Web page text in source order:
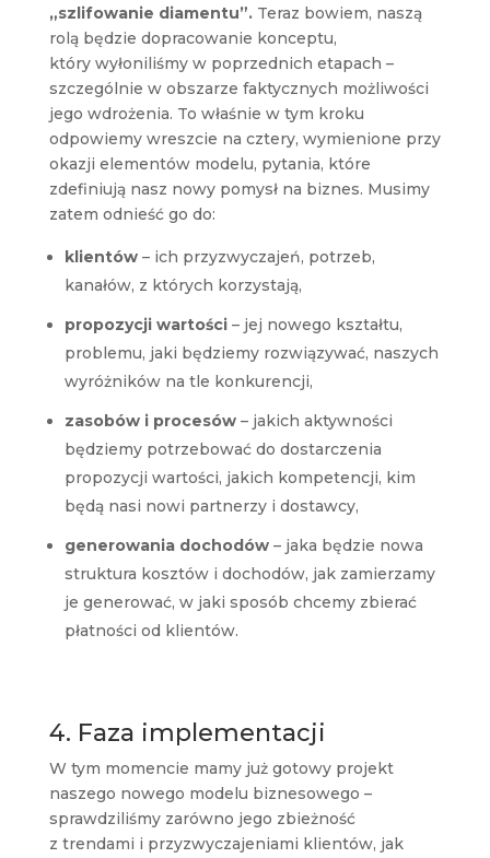
„szlifowanie diamentu”.Teraz bowiem, naszą
rolą będzie dopracowanie konceptu,
który wyłoniliśmy w poprzednich etapach –
szczególnie w obszarze faktycznych możliwości
jego wdrożenia. To właśnie w tym kroku
odpowiemy wreszcie na cztery, wymienione przy
okazji elementów modelu, pytania, które
zdefiniują nasz nowy pomysł na biznes. Musimy
zatem odnieść go do:
klientów– ich przyzwyczajeń, potrzeb,
kanałów, z których korzystają,
propozycji wartości– jej nowego kształtu,
problemu, jaki będziemy rozwiązywać, naszych
wyróżników na tle konkurencji,
zasobów i procesów– jakich aktywności
będziemy potrzebować do dostarczenia
propozycji wartości, jakich kompetencji, kim
będą nasi nowi partnerzy i dostawcy,
generowania dochodów– jaka będzie nowa
struktura kosztów i dochodów, jak zamierzamy
je generować, w jaki sposób chcemy zbierać
płatności od klientów.
4. Faza implementacji
W tym momencie mamy już gotowy projekt
naszego nowego modelu biznesowego –
sprawdziliśmy zarówno jego zbieżność
z trendami i przyzwyczajeniami klientów, jak